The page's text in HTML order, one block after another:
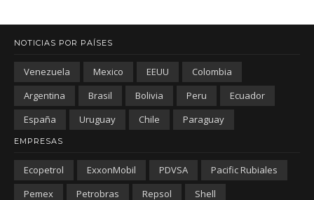
NOTICIAS POR PAÍSES
Venezuela Mexico EEUU
Colombia
Argentina
Brasil Bolivia Peru
Ecuador
España
Uruguay Chile Paraguay
EMPRESAS
Ecopetrol ExxonMobil PDVSA
Pacific Rubiales
Pemex
Petrobras Repsol
Shell